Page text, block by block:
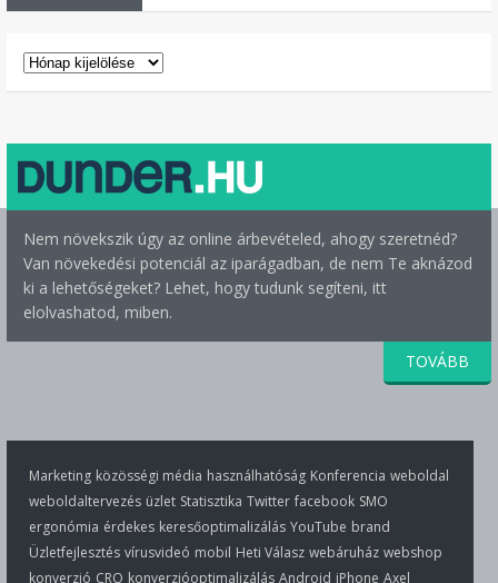
ARCHÍVUM
Nem növekszik úgy az online árbevételed, ahogy szeretnéd?
Van növekedési potenciál az iparágadban, de nem Te aknázod
ki a lehetőségeket? Lehet, hogy tudunk segíteni, itt
elolvashatod, miben.
TOVÁBB
Marketing közösségi média használhatóság Konferencia weboldal
weboldaltervezés üzlet Statisztika Twitter facebook SMO
ergonómia érdekes keresőoptimalizálás YouTube brand
Üzletfejlesztés vírusvideó mobil Heti Válasz webáruház webshop
konverzió CRO konverzióoptimalizálás Android iPhone Axel